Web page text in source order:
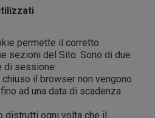
permette il corretto
sezioni del Sito. Sono di due
di sessione:
il browser non vengono
ad una data di scadenza
distrutti ogni volta che il